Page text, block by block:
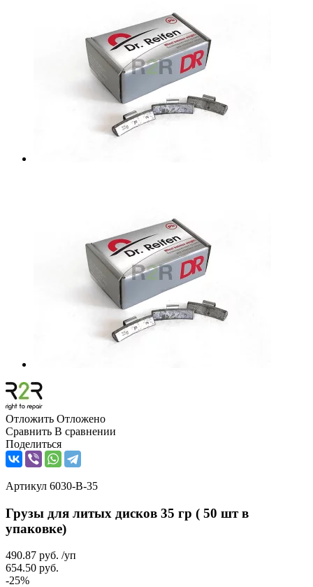
Отложить Отложено
Сравнить В сравнении
Поделиться
Артикул 6030-В-35
Грузы для литых дисков 35 гр ( 50 шт в
упаковке)
490.87 руб. /уп
654.50 руб.
-25%